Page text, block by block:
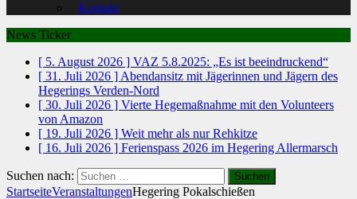
Kontakt
News Ticker
[ 5. August 2026 ] VAZ 5.8.2025: „Es ist beeindruckend“
[ 31. Juli 2026 ] Abendansitz mit Jägerinnen und Jägern des
Hegerings Verden-Nord
[ 30. Juli 2026 ] Vierte Hegemaßnahme mit den Volunteers
von Amazon
[ 19. Juli 2026 ] Weit mehr als nur Rehkitze
[ 16. Juli 2026 ] Ferienspass 2026 im Hegering Allermarsch
Suchen nach:
StartseiteVeranstaltungenHegering Pokalschießen